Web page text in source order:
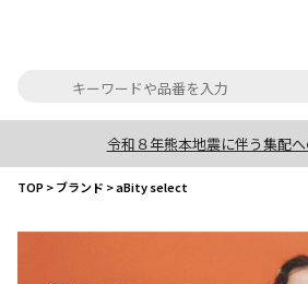
令和８年熊本地震に伴う集配
TOP>ブランド >aBity select